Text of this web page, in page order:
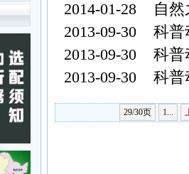
2014-01-28
自
2013-09-30 科普
2013-09-30 科普
2013-09-30 科普
29/30页 1...